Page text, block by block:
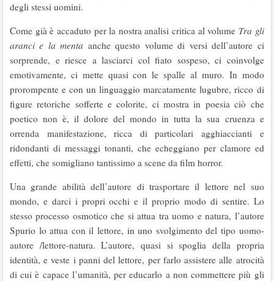
degli stessi uomini.
Come già è accaduto per la nostra analisi critica al volume Tra gli
aranci e la menta anche questo volume di versi dell’autore ci
sorprende, e riesce a lasciarci col fiato sospeso, ci coinvolge
emotivamente, ci mette quasi con le spalle al muro. In modo
prorompente e con un linguaggio marcatamente lugubre, ricco di
figure retoriche sofferte e colorite, ci mostra in poesia ciò che
poetico non è, il dolore del mondo in tutta la sua cruenza e
orrenda manifestazione, ricca di particolari agghiaccianti e
ridondanti di messaggi tonanti, che echeggiano per clamore ed
effetti, che somigliano tantissimo a scene da film horror.
Una grande abilità dell’autore di trasportare il lettore nel suo
mondo, e darci i propri occhi e il proprio modo di sentire. Lo
stesso processo osmotico che si attua tra uomo e natura, l’autore
Spurio lo attua con il lettore, in uno svolgimento del tipo uomo-
autore /lettore-natura. L’autore, quasi si spoglia della propria
identità, e veste i panni del lettore, per farlo assistere alle atrocità
di cui è capace l’umanità, per educarlo a non commettere più gli